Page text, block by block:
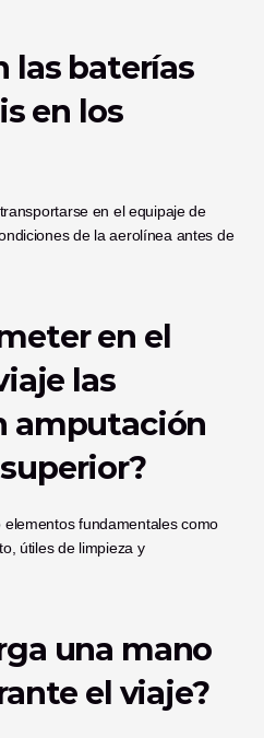
las baterías
en los
en el equipaje de
de la aerolínea antes de
en el
las
amputación
fundamentales como
útiles de limpieza y
una mano
el viaje?